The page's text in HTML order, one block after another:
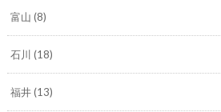
富山 (8)
石川 (18)
福井(13)